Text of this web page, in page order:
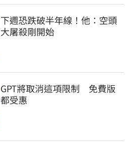
下週恐跌破半年線！他：空頭
大屠殺剛開始
GPT將取消這項限制　免費版
都受惠